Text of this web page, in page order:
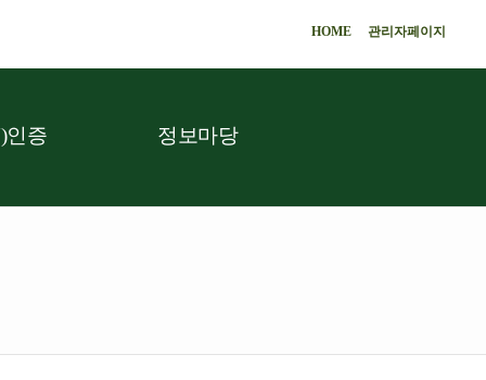
HOME 관리자페이지
인증 정보마당